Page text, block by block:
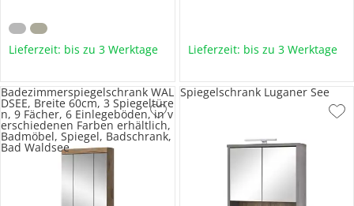
Lieferzeit: bis zu 3 Werktage Lieferzeit: bis zu 3 Werktage
Badezimmerspiegelschrank WAL
DSEE, Breite 60cm, 3 Spiegeltüre
n, 9 Fächer, 6 Einlegeböden, in v
erschiedenen Farben erhältlich,
Badmöbel, Spiegel, Badschrank,
Bad Waldsee
Spiegelschrank Luganer See